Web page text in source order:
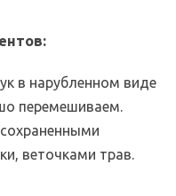
в нарубленном виде
перемешиваем.
веточками трав.